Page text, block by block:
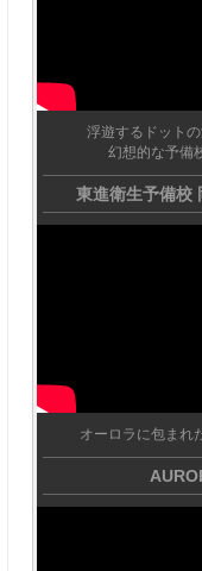
浮遊するドット
幻想的な予備
東進衛生予備校
オーロラに包まれ